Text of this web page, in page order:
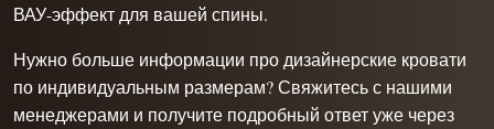
ВАУ-эффект для вашей спины.
Нужно больше информации про дизайнерские кровати
по индивидуальным размерам? Свяжитесь с нашими
менеджерами и получите подробный ответ уже через